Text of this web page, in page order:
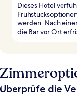
Dieses Hotel
werden. Nach
die Bar vor Ort
Überprüfe die